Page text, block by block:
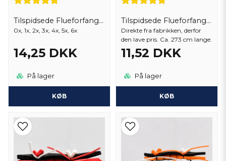
Tilspidsede Flueforfang 9 fod
0x, 1x, 2x, 3x, 4x, 5x, 6x
14,25 DKK
På lager
KØB
Tilspidsede Flueforfang 9 fod
Direkte fra fabrikken, derfor
den lave pris. Ca. 273 cm lange.
11,52 DKK
På lager
KØB